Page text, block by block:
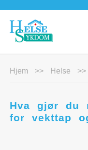
Hjem >> Helse >>
Hva gjør du
for vekttap